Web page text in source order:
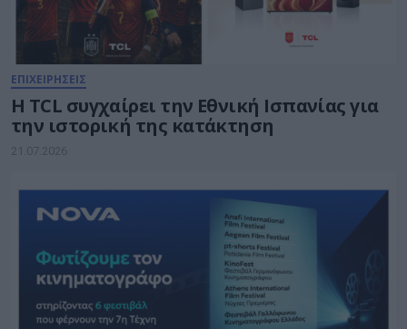
ΕΠΙΧΕΙΡΗΣΕΙΣ
Η TCL συγχαίρει την Εθνική Ισπανίας για
την ιστορική της κατάκτηση
21.07.2026